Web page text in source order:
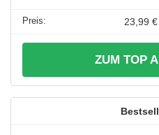
23,99 €
ZUM TOP